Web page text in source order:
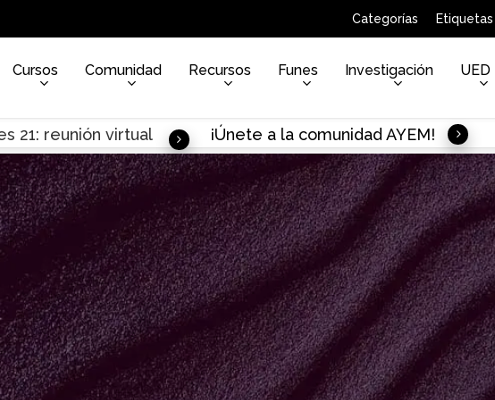
Categorías Etiquetas
Cursos Comunidad Recursos Funes Investigación UED
21: reunión virtual ¡Únete a la comunidad AYEM!